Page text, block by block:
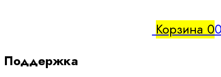
Корзина 0
Поддержка